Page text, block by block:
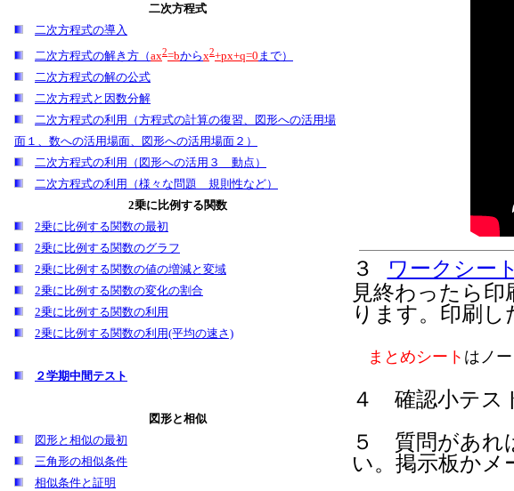
二次方程式
二次方程式の導入
二次方程式の解き方（ax2=bからx2+px+q=0 まで）
二次方程式の解の公式
二次方程式と因数分解
二次方程式の利用（方程式の計算の復習、図形への活用場
面１、数への活用場面、図形への活用場面２）
二次方程式の利用（図形への活用３ 動点）
二次方程式の利用（様々な問題 規則性など）
2乗に比例する関数
2乗に比例する関数の最初
2乗に比例する関数のグラフ
2乗に比例する関数の値の増減と変域
2乗に比例する関数の変化の割合
2乗に比例する関数の利用
2乗に比例する関数の利用(平均の速さ)
２学期中間テスト
図形と相似
図形と相似の最初
三角形の相似条件
相似条件と証明
３ ワークシート
見終わったら
ります。印刷
まとめシート はノー
４ 確認小テ
５ 質問があれ
い。掲示板かメ